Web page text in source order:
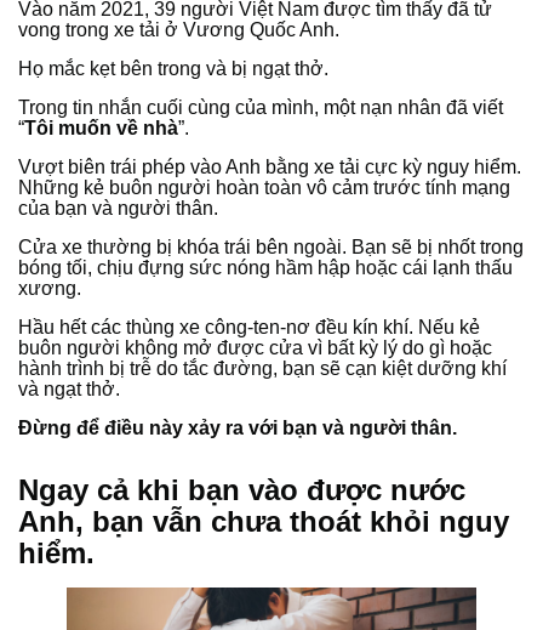
Vào năm 2021, 39 người Việt Nam được tìm thấy đã tử
vong trong xe tải ở Vương Quốc Anh.
Họ mắc kẹt bên trong và bị ngạt thở.
Trong tin nhắn cuối cùng của mình, một nạn nhân đã viết
“Tôi muốn về nhà”.
Vượt biên trái phép vào Anh bằng xe tải cực kỳ nguy hiểm.
Những kẻ buôn người hoàn toàn vô cảm trước tính mạng
của bạn và người thân.
Cửa xe thường bị khóa trái bên ngoài. Bạn sẽ bị nhốt trong
bóng tối, chịu đựng sức nóng hầm hập hoặc cái lạnh thấu
xương.
Hầu hết các thùng xe công-ten-nơ đều kín khí. Nếu kẻ
buôn người không mở được cửa vì bất kỳ lý do gì hoặc
hành trình bị trễ do tắc đường, bạn sẽ cạn kiệt dưỡng khí
và ngạt thở.
Đừng để điều này xảy ra với bạn và người thân.
Ngay cả khi bạn vào được nước
Anh, bạn vẫn chưa thoát khỏi nguy
hiểm.